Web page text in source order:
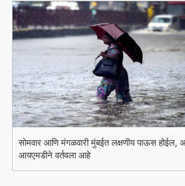
सोमवार आणि मंगळवारी मुंबईत लक्षणीय पाऊस होईल,
आयएमडीने वर्तवला आहे